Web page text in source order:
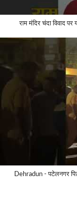
राम मंदिर चंदा विवाद
Dehradun - पटेलनगर